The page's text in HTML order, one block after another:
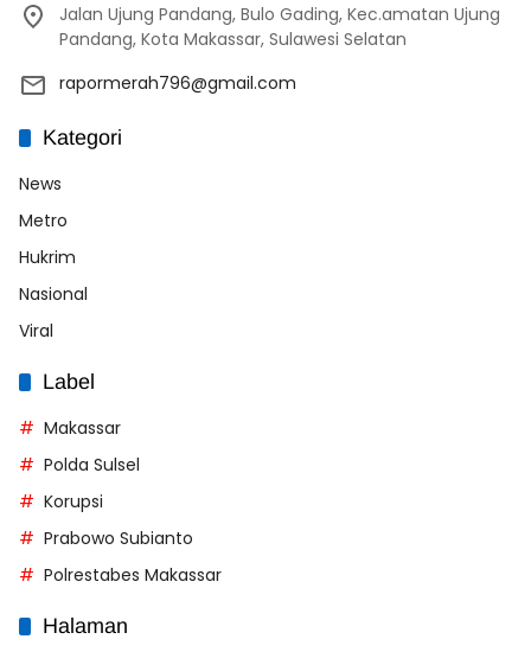
Jalan Ujung Pandang, Bulo Gading, Kec.amatan Ujung
Pandang, Kota Makassar, Sulawesi Selatan
rapormerah796@gmail.com
Kategori
News
Metro
Hukrim
Nasional
Viral
Label
Makassar
Polda Sulsel
Korupsi
Prabowo Subianto
Polrestabes Makassar
Halaman